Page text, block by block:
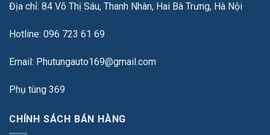
Địa chỉ: 84 Võ Thị Sáu, Thanh Nhàn, Hai Bà Trưng, Hà Nội
Hotline: 096 723 61 69
Email: Phutungauto169@gmail.com
Phụ tùng 369
CHÍNH SÁCH BÁN HÀNG